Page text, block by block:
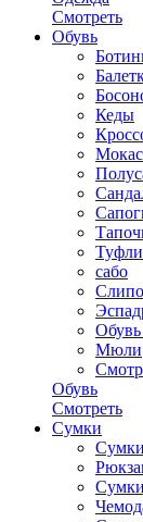
Смотреть
Обувь
Кеды
Туфли
сабо
Обувь
Мюли
Обувь
Смотреть
Сумки
Сумки